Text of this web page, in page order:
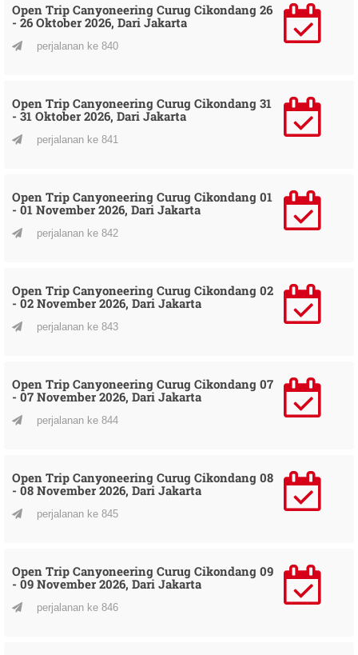
Open Trip Canyoneering Curug Cikondang 26
- 26 Oktober 2026, Dari Jakarta
perjalanan ke 840
Open Trip Canyoneering Curug Cikondang 31
- 31 Oktober 2026, Dari Jakarta
perjalanan ke 841
Open Trip Canyoneering Curug Cikondang 01
- 01 November 2026, Dari Jakarta
perjalanan ke 842
Open Trip Canyoneering Curug Cikondang 02
- 02 November 2026, Dari Jakarta
perjalanan ke 843
Open Trip Canyoneering Curug Cikondang 07
- 07 November 2026, Dari Jakarta
perjalanan ke 844
Open Trip Canyoneering Curug Cikondang 08
- 08 November 2026, Dari Jakarta
perjalanan ke 845
Open Trip Canyoneering Curug Cikondang 09
- 09 November 2026, Dari Jakarta
perjalanan ke 846